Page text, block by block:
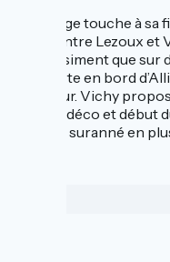
Le voyage touche à
étape entre Lezoux et
car quasiment que
voie verte en bord
fraicheur. Vichy
très art déco et début
charme suranné en